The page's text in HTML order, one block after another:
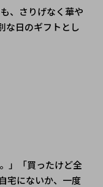
な日のギフトとし
」「買ったけど全
宅にないか、一度